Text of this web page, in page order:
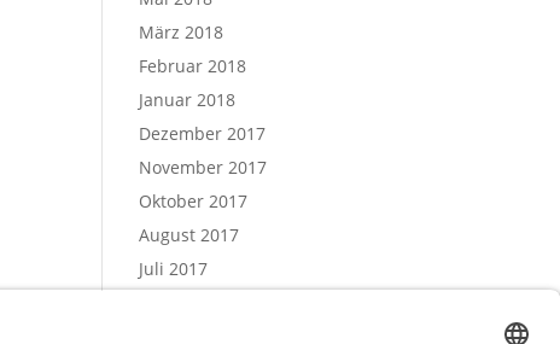
März 2018
Februar 2018
Januar 2018
Dezember 2017
November 2017
Oktober 2017
August 2017
Juli 2017